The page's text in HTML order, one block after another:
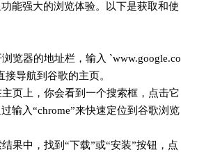
能强大的浏览体验。以下是获取和使
览器的地址栏，输入 `www.google.co
导航到谷歌的主页。
页上，你会看到一个搜索框，点击它
输入“chrome”来快速定位到谷歌浏览
果中，找到“下载”或“安装”按钮，点